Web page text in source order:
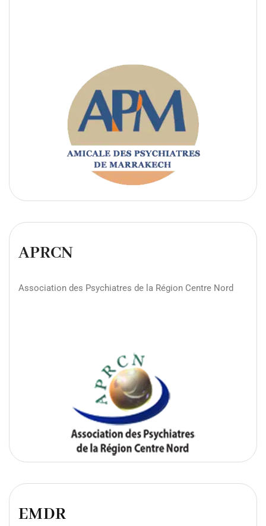
APRCN
Association des Psychiatres de la Région Centre Nord
EMDR